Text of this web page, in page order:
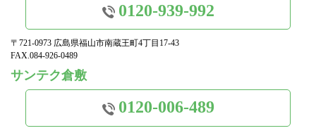
0120-939-992
〒721-0973 広島県福山市南蔵王町4丁目17-43
FAX.084-926-0489
サンテク倉敷
0120-006-489